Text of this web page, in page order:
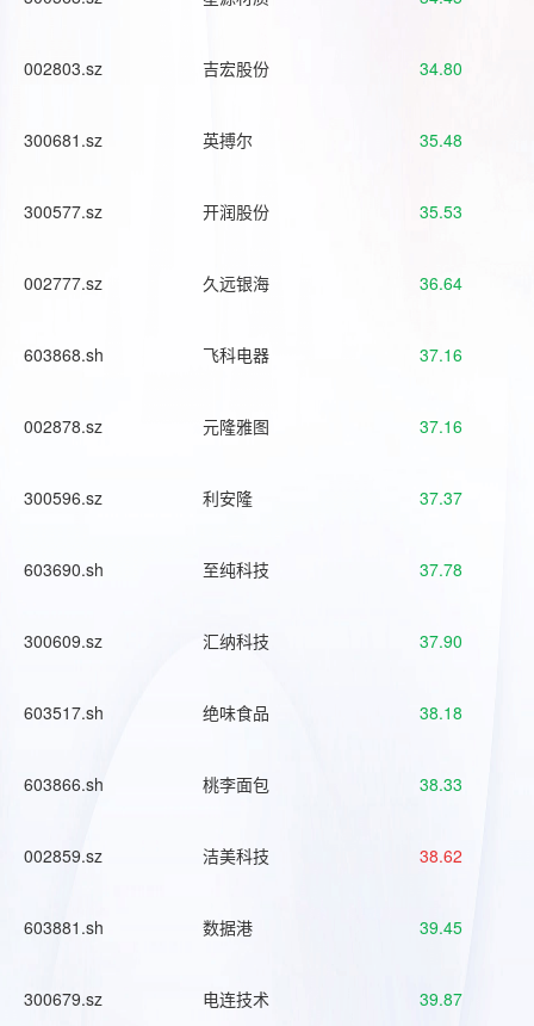
002803.sz 吉宏股份 34.80
300681.sz 英搏尔 35.48
300577.sz 开润股份 35.53
002777.sz 久远银海 36.64
603868.sh 飞科电器 37.16
002878.sz 元隆雅图 37.16
300596.sz 利安隆 37.37
603690.sh 至纯科技 37.78
300609.sz 汇纳科技 37.90
603517.sh 绝味食品 38.18
603866.sh 桃李面包 38.33
002859.sz 洁美科技 38.62
603881.sh 数据港 39.45
300679.sz 电连技术 39.87